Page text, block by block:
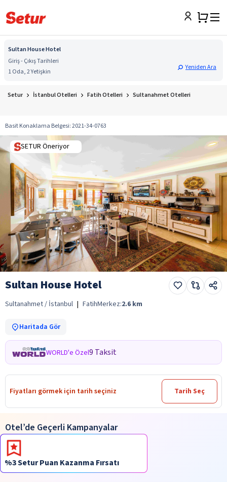
Sultan House Hotel
Giriş - Çıkış Tarihleri
1 Oda, 2 Yetişkin
Yeniden Ara
Setur İstanbul Otelleri Fatih Otelleri Sultanahmet Otelleri
Basit Konaklama Belgesi:2021-34-0763
SETUR Öneriyor
Sultan House Hotel
Sultanahmet / İstanbul | FatihMerkez:2.6 km
Haritada Gör
WORLD'e Özel9 Taksit
Fiyatları görmek için tarih seçiniz Tarih Seç
Otel’de Geçerli Kampanyalar
%3 Setur Puan Kazanma Fırsatı